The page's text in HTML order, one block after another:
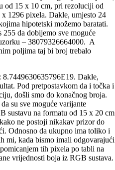
od 15 x 10 cm, pri rezoluciji od
1296 pixela. Dakle, umjesto 24
hipotetski možemo baratati.
da dobijemo sve moguće
– 38079326664000. A
poljima taj bi broj trebalo
Dakle,
Pod pretpostavkom da i točka i
došli smo do konačnog broja.
su sve moguće varijante
sustavu na formatu od 15 x 20 cm
ne postoji nikakav prizor do
Odnosno da ukupno ima toliko i
mi, kada bismo imali odgovarajući
tih pixela po tabli na
vrijednosti boja iz RGB sustava.